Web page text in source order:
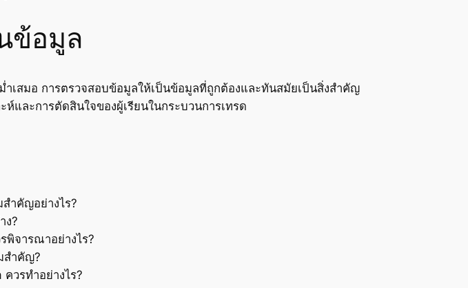
ข้อมูล
เสมอ การตรวจสอบข้อมูลให้เป็นข้อมูลที่ถูกต้องและทันสมัยเป็นสิ่งสำคัญ
และการตัดสินใจของผู้เรียนในกระบวนการเทรด
ำคัญอย่างไร?
ง?
พิจารณาอย่างไร?
สำคัญ?
วรทำอย่างไร?